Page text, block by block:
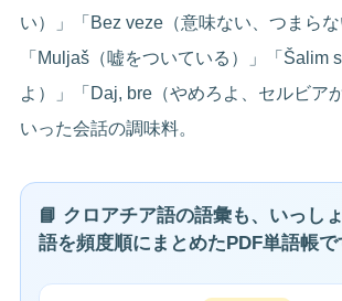
い）」「Bez veze（意味ない、つまらな
「Muljaš（嘘をついている）」「Šalim
よ）」「Daj, bre（やめろよ、セルビア
いった会話の調味料。
📘 クロアチア語の語彙も、いっし
語を頻度順にまとめたPDF単語帳で